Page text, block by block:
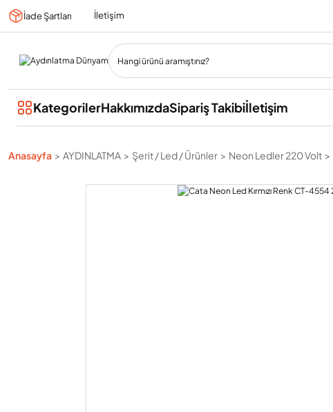
İade Şartları İletişim
KategorilerHakkımızdaSipariş Takibiİletişim
Anasayfa AYDINLATMA Şerit / Led / Ürünler Neon Ledler 220 Volt